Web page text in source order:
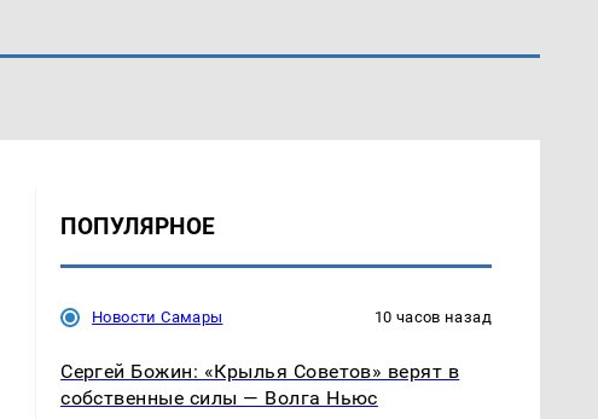
ПОПУЛЯРНОЕ
Новости Самары 10 часов назад
Сергей Божин: «Крылья Советов» верят в
собственные силы — Волга Ньюс